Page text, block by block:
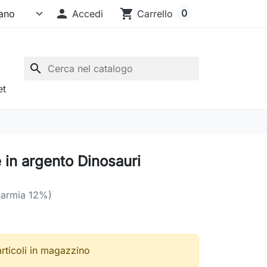
 Accedi shopping_cart Carrello 0
search
in argento Dinosauri
12%)
in magazzino